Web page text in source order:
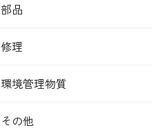
部品
修理
環境管理物質
その他